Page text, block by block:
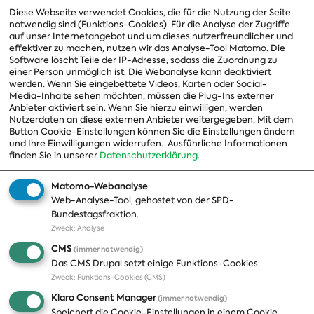
Vorsitzender
Vorstand
Arbeitsgruppen
Ausschussvorsitzende
Beauftragte
Landesgruppen
Organisation
Themen
Positionen
Publikationen
Presse
Fotos
Pressekontakt
Diese Webseite verwendet Cookies, die für die Nutzung der Seite
notwendig sind (Funktions-Cookies). Für die Analyse der Zugriffe
auf unser Internetangebot und um dieses nutzerfreundlicher und
effektiver zu machen, nutzen wir das Analyse-Tool Matomo. Die
Software löscht Teile der IP-Adresse, sodass die Zuordnung zu
einer Person unmöglich ist. Die Webanalyse kann deaktiviert
werden. Wenn Sie eingebettete Videos, Karten oder Social-
Media-Inhalte sehen möchten, müssen die Plug-Ins externer
Anbieter aktiviert sein. Wenn Sie hierzu einwilligen, werden
Nutzerdaten an diese externen Anbieter weitergegeben. Mit dem
Button Cookie-Einstellungen können Sie die Einstellungen ändern
und Ihre Einwilligungen widerrufen. Ausführliche Informationen
finden Sie in unserer Datenschutzerklärung.
Matomo-Webanalyse
Web-Analyse-Tool, gehostet von der SPD-
Bundestagsfraktion.
Zweck: Analyse
CMS (immer notwendig)
Das CMS Drupal setzt einige Funktions-Cookies.
Zweck: Funktions-Cookies (CMS)
Klaro Consent Manager(immer notwendig)